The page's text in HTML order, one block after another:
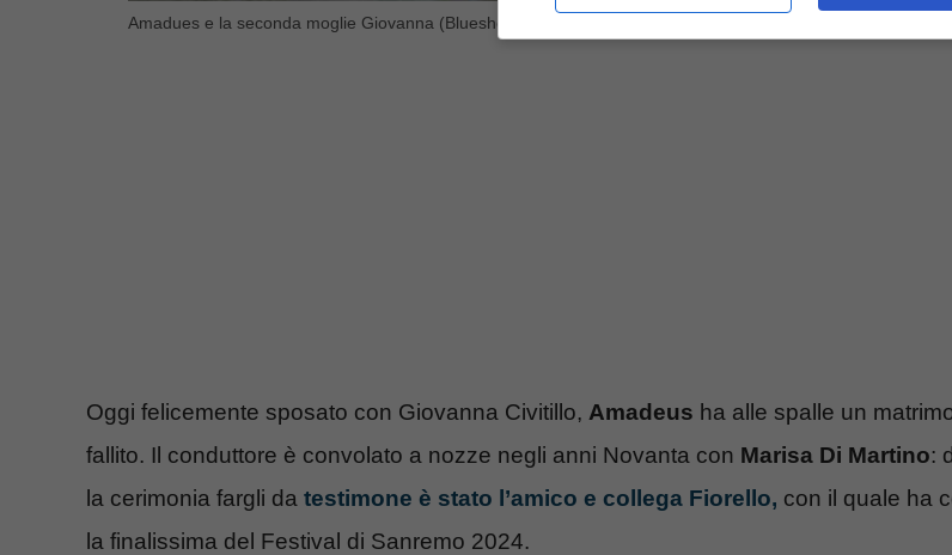
Amadues e la seconda moglie Giovanna (Blueshouse.it)
Oggi felicemente sposato con Giovanna Civitillo, Amadeus ha alle spalle un
fallito. Il conduttore è convolato a nozze negli anni Novanta con Marisa Di Martino:
la cerimonia fargli da testimone è stato l’amico e collega Fiorello, con il quale ha
la finalissima del Festival di Sanremo 2024.